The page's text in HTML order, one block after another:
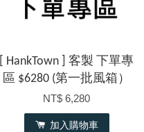
[ HankTown ] 客製 下單專
區 $6280 (第一批風箱）
NT$ 6,280
加入購物車